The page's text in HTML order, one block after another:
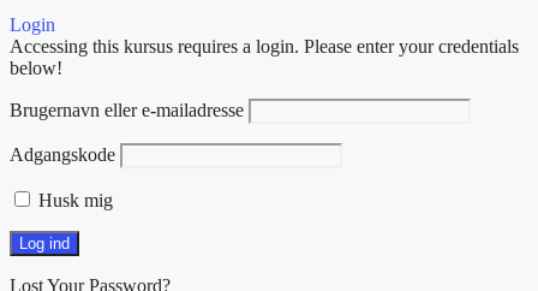
Login
Accessing this kursus requires a login. Please enter your credentials
below!
Brugernavn eller e-mailadresse
Adgangskode
Husk mig
Lost Your Password?